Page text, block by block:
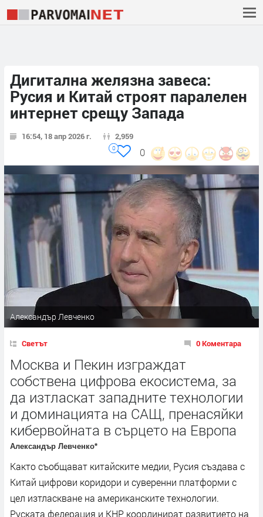
Дигитална желязна завеса:
Русия и Китай строят паралелен
интернет срещу Запада
16:54, 18 апр 2026 г. 2,959
0
0
Александър Левченко
Светът 0 Коментара
Москва и Пекин изграждат
собствена цифрова екосистема, за
да изтласкат западните технологии
и доминацията на САЩ, пренасяйки
кибервойната в сърцето на Европа
Александър Левченко*
Както съобщават китайските медии, Русия създава с
Китай цифрови коридори и суверенни платформи с
цел изтласкване на американските технологии.
Руската федерация и КНР координират развитието на